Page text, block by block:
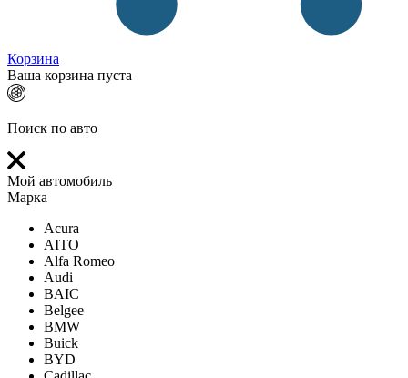
Корзина
Ваша корзина пуста
Поиск по авто
Мой автомобиль
Марка
Acura
AITO
Alfa Romeo
Audi
BAIC
Belgee
BMW
Buick
BYD